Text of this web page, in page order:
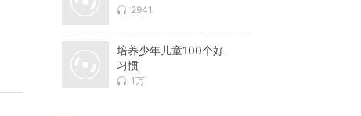
2941
培养少年儿童100个好
习惯
1万